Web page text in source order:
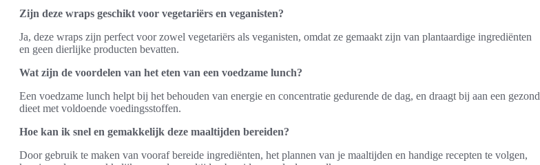
Zijn deze wraps geschikt voor vegetariërs en veganisten?
Ja, deze wraps zijn perfect voor zowel vegetariërs als veganisten, omdat ze gemaakt zijn van plantaardige ingrediënten
en geen dierlijke producten bevatten.
Wat zijn de voordelen van het eten van een voedzame lunch?
Een voedzame lunch helpt bij het behouden van energie en concentratie gedurende de dag, en draagt bij aan een gezond
dieet met voldoende voedingsstoffen.
Hoe kan ik snel en gemakkelijk deze maaltijden bereiden?
Door gebruik te maken van vooraf bereide ingrediënten, het plannen van je maaltijden en handige recepten te volgen,